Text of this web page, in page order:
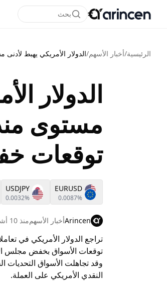
بحث
الرئيسية/أخبار الأسهم/الدولار الأمريكي يهبط لأدنى مستوى منذ يناير 2022
الدولار
توقعات
EURUSD
0.0087%
USDJPY
0.0032%
Arincenأخبار الأسهممنذ 10 أشهر
توقعات الأسواق بخفض مجلس
وقد تجاهلت الأسواق التحديات
النقدي الأمريكي على العملة.